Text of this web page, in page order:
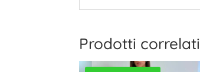
Prodotti correlati